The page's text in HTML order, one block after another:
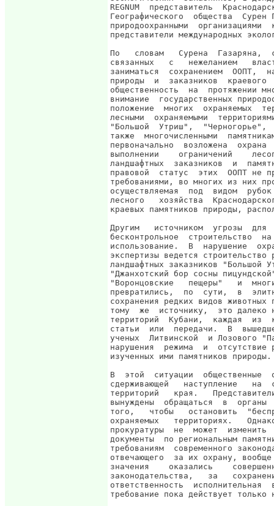
REGNUM  представитель
Географического  общества  Сурен
природоохранными
представители международных
По   словам   Сурена  Газаряна,
связанных   с   нежеланием
заниматься  сохранением  ООПТ,
природы  и  заказников  краевого
общественность  на  протяжении
внимание  государственных
положение  многих  охраняемых
лесными  охраняемыми
"Большой  Утриш",  "Черногорье",
также  многочисленными
первоначально  возложена
выполнении    ограничений
ландшафтных  заказников  и
правовой  статус  этих  ООПТ не
требованиями, во многих из них
осуществляемая  под  видом
лесного   хозяйства
краевых памятников природы,
Другим   источником  угрозы  для
бесконтрольное  строительство
использование.  В  нарушение
экспертизы ведется
ландшафтных заказников "Большой
"Джанхотский бор сосны
"Воронцовские   пещеры"   и
превратились,  по  сути,  в
сохранения редких видов животных
тому  же  источнику,  это далеко
территорий  Кубани,  каждая  из
статьи  или  передачи.  В
ученых  Литвинской  и Лозового
нарушения  режима  и  отсутствие
изученных ими памятников природы.
В  этой  ситуации  общественные
сдерживающей   наступление   на
территорий   края.
вынуждены  обращаться  в  органы
того,   чтобы   остановить
охраняемых   территориях.
прокуратуры  не  может  изменить
документы  по региональным
требованиям  современного
отвечающего  за их охрану,
значения    оказались
законодательства,   за
ответственность
требование пока действует только